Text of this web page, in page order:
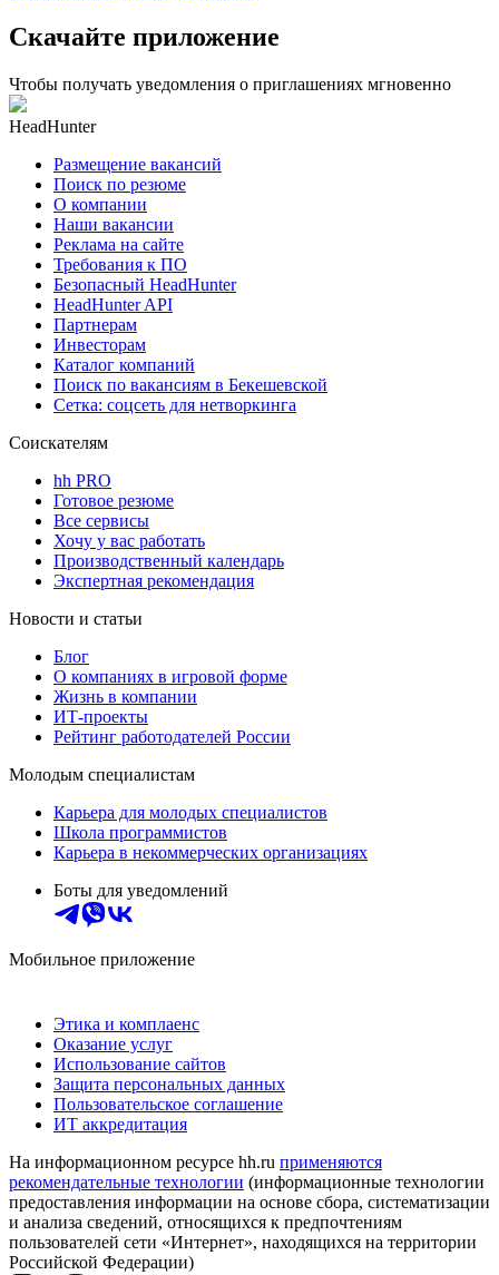
Скачайте приложение
Чтобы получать уведомления о приглашениях мгновенно
HeadHunter
Размещение вакансий
Поиск по резюме
О компании
Наши вакансии
Реклама на сайте
Требования к ПО
Безопасный HeadHunter
HeadHunter API
Партнерам
Инвесторам
Каталог компаний
Поиск по вакансиям в Бекешевской
Сетка: соцсеть для нетворкинга
Соискателям
hh PRO
Готовое резюме
Все сервисы
Хочу у вас работать
Производственный календарь
Экспертная рекомендация
Новости и статьи
Блог
О компаниях в игровой форме
Жизнь в компании
ИТ-проекты
Рейтинг работодателей России
Молодым специалистам
Карьера для молодых специалистов
Школа программистов
Карьера в некоммерческих организациях
Боты для уведомлений
Мобильное приложение
Этика и комплаенс
Оказание услуг
Использование сайтов
Защита персональных данных
Пользовательское соглашение
ИТ аккредитация
На информационном ресурсе hh.ru применяются
рекомендательные технологии (информационные технологии
предоставления информации на основе сбора, систематизации
и анализа сведений, относящихся к предпочтениям
пользователей сети «Интернет», находящихся на территории
Российской Федерации)